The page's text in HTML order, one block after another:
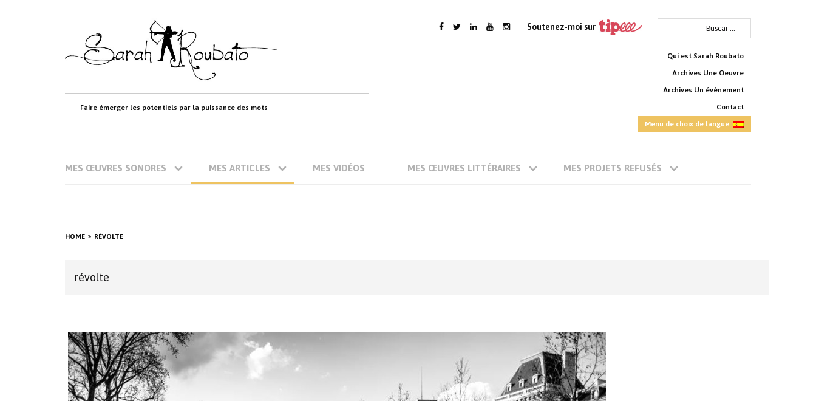
content
Faire émerger les potentiels par la puissance des mots
Soutenez-moi sur
Qui est Sarah Roubato
Archives Une Oeuvre
Archives Un évènement
Contact
Menu de choix de langue:
MES ŒUVRES SONORES MES ARTICLES MES VIDÉOS MES ŒUVRES LITTÉRAIRES MES PROJETS REFUSÉS
HOME RÉVOLTE
révolte